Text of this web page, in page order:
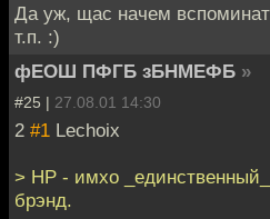
Да уж, щас начем
т.п. :)
фЕОШ ПФГБ зБНМЕФБ »
#25 | 27.08.01 14:30
2 #1 Lechoix
> HP - имхо
брэнд.